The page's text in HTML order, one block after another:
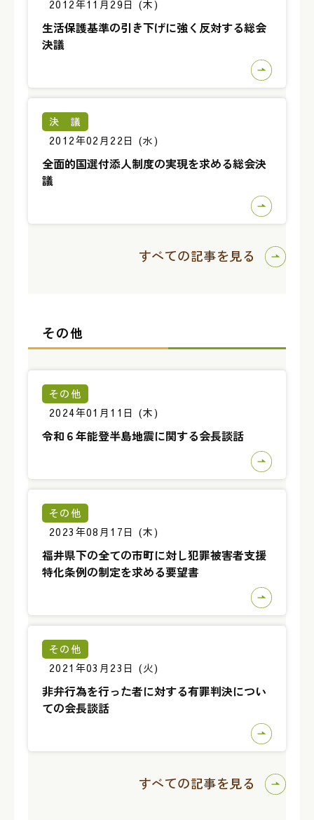
2012年11月29日 (木)
生活保護基準の引き下げに強く反対する総会
決議
決 議
2012年02月22日 (水)
全面的国選付添人制度の実現を求める総会決
議
すべての記事を見る
その他
その他
2024年01月11日 (木)
令和６年能登半島地震に関する会長談話
その他
2023年08月17日 (木)
福井県下の全ての市町に対し犯罪被害者支援
特化条例の制定を求める要望書
その他
2021年03月23日 (火)
非弁行為を行った者に対する有罪判決につい
ての会長談話
すべての記事を見る